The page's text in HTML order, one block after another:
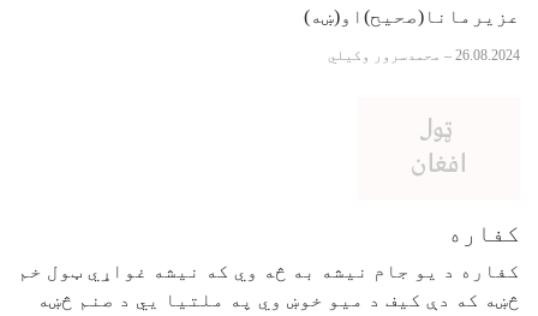
عزیرمانا(صحیح)او(ښه)
26.08.2024
– محمدسرور وکیلي
کفاره
کفاره د یو جام نیشه به څه وي که نیشه غواړي ټول خم
څښه که دې کیف د میو خوښ وي په ملتیا يي د صنم څښه